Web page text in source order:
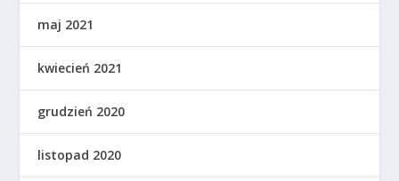
maj 2021
kwiecień 2021
grudzień 2020
listopad 2020